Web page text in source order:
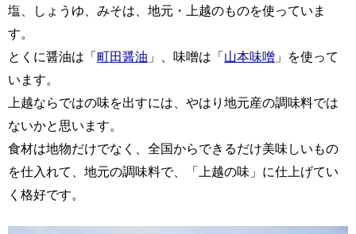
塩、しょうゆ、みそは、地元・上越のものを使っていま
す。
とくに醤油は「 町田醤油 」、味噌は「 山本味噌 」を使って
います。
上越ならではの味を出すには、やはり地元産の調味料では
ないかと思います。
食材は地物だけでなく、全国からできるだけ美味しいもの
を仕入れて、地元の調味料で、「上越の味」に仕上げてい
く格好です。